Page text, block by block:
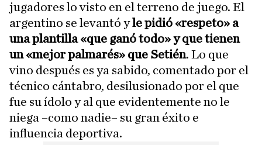
jugadores lo visto en el terreno de juego. El
argentino se levantó yle pidió «respeto» a
una plantilla «que ganó todo» y que tienen
un «mejor palmarés» que Setién. Lo que
vino después es ya sabido, comentado por el
técnico cántabro, desilusionado por el que
fue su ídolo y al que evidentemente no le
niega –como nadie– su gran éxito e
influencia deportiva.